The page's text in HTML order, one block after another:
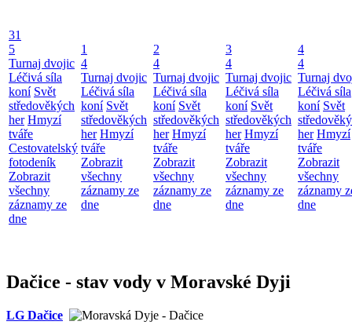
31
5
Turnaj dvojic
Léčivá síla
koní Svět
středověkých
her Hmyzí
tváře
Cestovatelský
fotodeník
Zobrazit
všechny
záznamy ze
dne
1
4
Turnaj dvojic
Léčivá síla
koní Svět
středověkých
her Hmyzí
tváře
Zobrazit
všechny
záznamy ze
dne
2
4
Turnaj dvojic
Léčivá síla
koní Svět
středověkých
her Hmyzí
tváře
Zobrazit
všechny
záznamy ze
dne
3
4
Turnaj dvojic
Léčivá síla
koní Svět
středověkých
her Hmyzí
tváře
Zobrazit
všechny
záznamy ze
dne
4
4
Turnaj
Léčivá síla
koní Svět
her Hmyzí
tváře
Zobrazit
všechny
záznamy
dne
Dačice - stav vody v Moravské Dyji
LG Dačice